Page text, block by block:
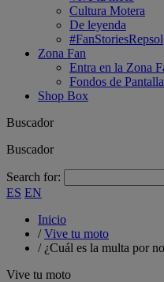
Cultura Motera
De leyenda
#FanStoriesRepsol
Zona Fan
Entra en la Zona
Fondos de Pantalla
Shop Box
Buscador
Buscador
Search for:
ES EN
Inicio
/Vive tu moto
/ ¿Cuál es la multa por
Vive tu moto